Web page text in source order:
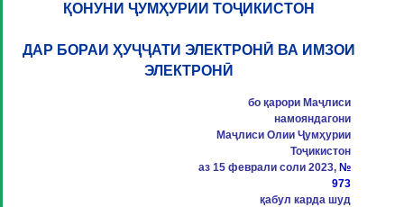
ҚОНУНИ ҶУМҲУРИИ ТОҶИКИСТОН
ДАР БОРАИ ҲУҶҶАТИ ЭЛЕКТРОНӢ ВА ИМЗОИ
ЭЛЕКТРОНӢ
бо қарори Маҷлиси
намояндагони
Маҷлиси Олии Ҷумҳурии
Тоҷикистон
аз 15 феврали соли 2023, №
973
қабул карда шуд